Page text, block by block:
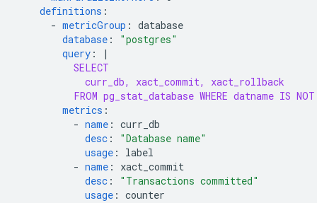
definitions :
- metricGroup : database
database :
"postgres"
query :
|
SELECT
curr_db, xact_commit, xact_rollback
FROM pg_stat_database WHERE datname IS
metrics :
- name : curr_db
desc : "Database name"
usage :
label
- name :
xact_commit
desc : "Transactions committed"
usage : counter